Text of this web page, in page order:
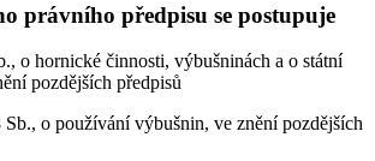
právního předpisu se postupuje
o hornické činnosti, výbušninách a o státní
pozdějších předpisů
o používání výbušnin, ve znění pozdějších